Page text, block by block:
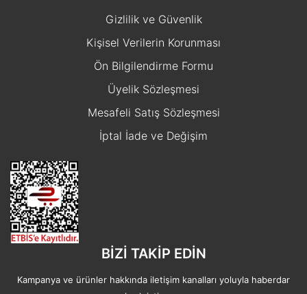
Gizlilik ve Güvenlik
Kişisel Verilerin Korunması
Ön Bilgilendirme Formu
Üyelik Sözleşmesi
Mesafeli Satış Sözleşmesi
İptal İade ve Değişim
BİZİ TAKİP EDİN
Kampanya ve ürünler hakkında iletişim kanalları yoluyla haberdar